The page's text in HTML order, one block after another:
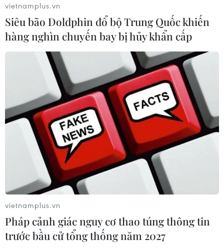
vietnamplus.vn
Siêu bão Doldphin đổ bộ Trung Quốc khiến
hàng nghìn chuyến bay bị hủy khẩn cấp
vietnamplus.vn
Pháp cảnh giác nguy cơ thao túng thông tin
trước bầu cử tổng thống năm 2027